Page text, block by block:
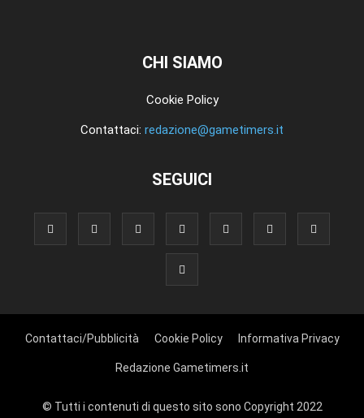
CHI SIAMO
Cookie Policy
Contattaci: redazione@gametimers.it
SEGUICI
Contattaci/Pubblicità Cookie Policy Informativa Privacy
Redazione Gametimers.it
© Tutti i contenuti di questo sito sono Copyright 2022